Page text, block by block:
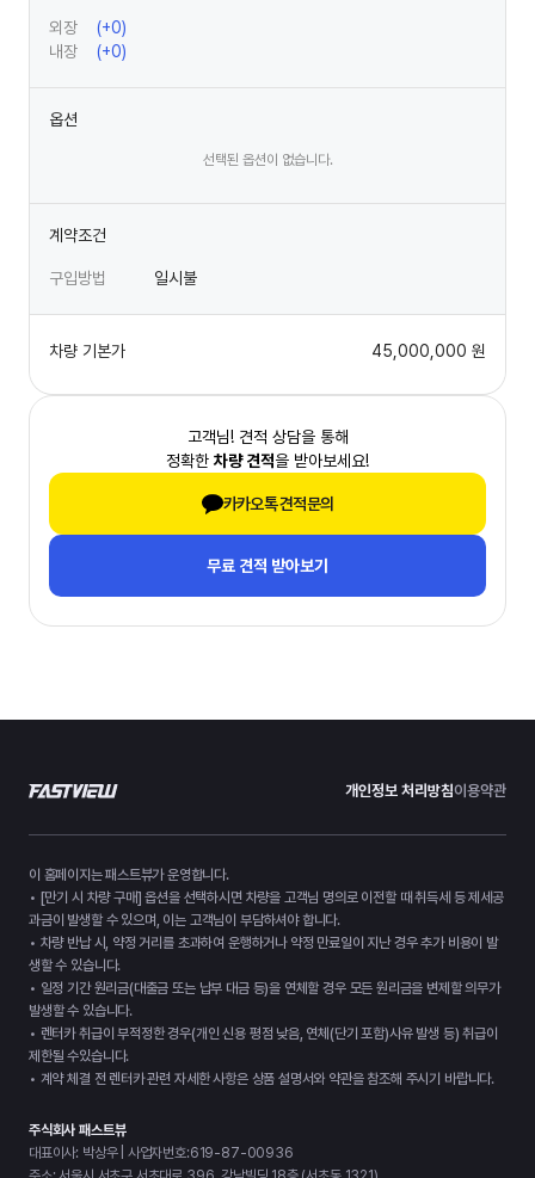
외장
(+0)
내장
(+0)
옵션
선택된 옵션이 없습니다.
계약조건
구입방법 일시불
차량 기본가 45,000,000 원
고객님! 견적 상담을 통해
정확한 차량 견적을 받아보세요!
카카오톡 견적문의
무료 견적 받아보기
개인정보 처리방침이용약관
이 홈페이지는 패스트뷰가 운영합니다.
• [만기 시 차량 구매] 옵션을 선택하시면 차량을 고객님 명의로 이전할 때 취득세 등 제세공
과금이 발생할 수 있으며, 이는 고객님이 부담하셔야 합니다.
• 차량 반납 시, 약정 거리를 초과하여 운행하거나 약정 만료일이 지난 경우 추가 비용이 발
생할 수 있습니다.
• 일정 기간 원리금(대출금 또는 납부 대금 등)을 연체할 경우 모든 원리금을 변제할 의무가
발생할 수 있습니다.
• 렌터카 취급이 부적정한 경우(개인 신용 평점 낮음, 연체(단기 포함)사유 발생 등) 취급이
제한될 수있습니다.
• 계약 체결 전 렌터카 관련 자세한 사항은 상품 설명서와 약관을 참조해 주시기 바랍니다.
주식회사 패스트뷰
대표이사: 박상우 | 사업자번호:619-87-00936